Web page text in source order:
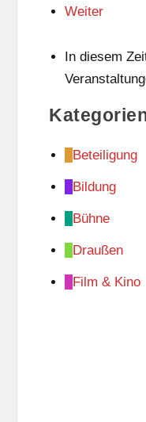
Weiter
In diesem
Beteiligung
Bildung
Bühne
Draußen
Film & Kino